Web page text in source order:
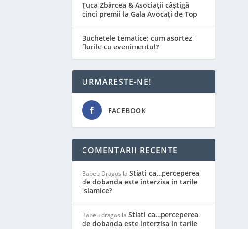
Țuca Zbârcea & Asociații câștigă
cinci premii la Gala Avocați de Top
Buchetele tematice: cum asortezi
florile cu evenimentul?
URMARESTE-NE!
FACEBOOK
COMENTARII RECENTE
Babeu Dragos laStiati ca…perceperea
de dobanda este interzisa in tarile
islamice?
Babeu dragos laStiati ca…perceperea
de dobanda este interzisa in tarile